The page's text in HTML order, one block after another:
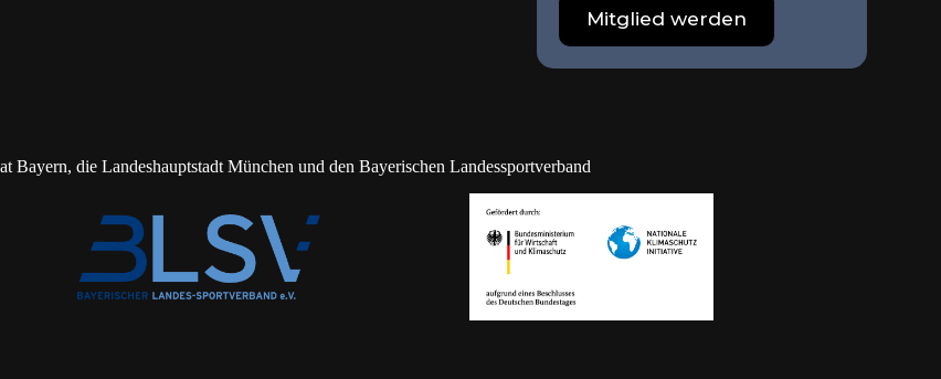
Mitglied werden
Bayern, die Landeshauptstadt München und den Bayerischen Landessportverband